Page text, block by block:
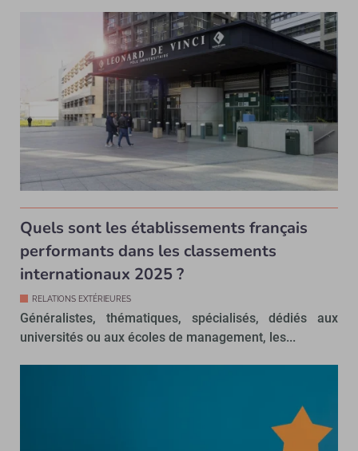
Quels sont les établissements français
performants dans les classements
internationaux 2025 ?
RELATIONS EXTÉRIEURES
Généralistes, thématiques, spécialisés, dédiés aux
universités ou aux écoles de management, les...